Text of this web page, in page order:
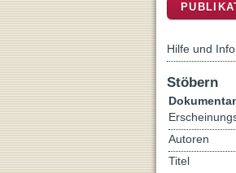
Hilfe und
Stöbern
Autoren
Titel